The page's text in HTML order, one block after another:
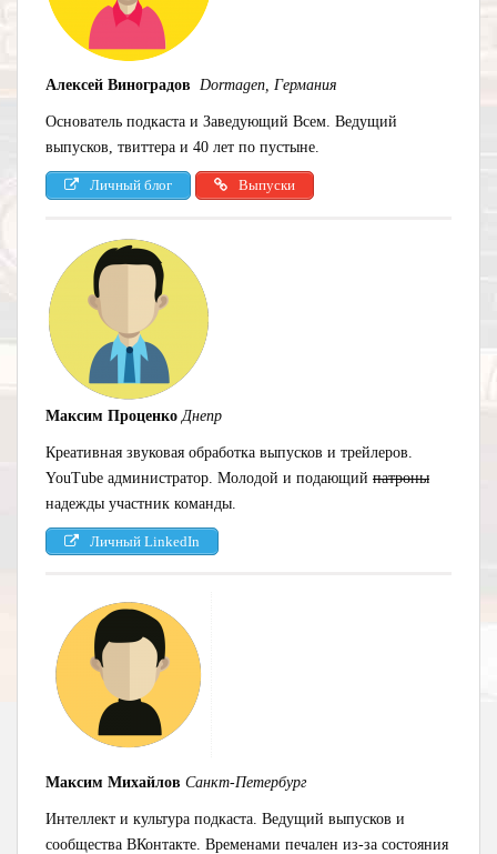
Алексей Виноградов Dormagen, Германия
Основатель подкаста и Заведующий Всем. Ведущий
выпусков, твиттера и 40 лет по пустыне.
Личный блог Выпуски
Максим Проценко Днепр
Креативная звуковая обработка выпусков и трейлеров.
YouTube администратор. Молодой и подающий патроны
надежды участник команды.
Личный LinkedIn
Максим Михайлов Санкт-Петербург
Интеллект и культура подкаста. Ведущий выпусков и
сообщества ВКонтакте. Временами печален из-за состояния